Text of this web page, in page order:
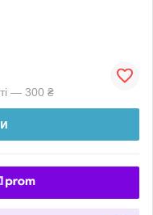
— 300 ₴